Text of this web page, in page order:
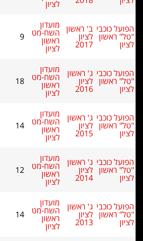
לציון
כוכבי
ראשון
ב' ראשון
לציון
2017
מועדון
השח-מט
ראשון
לציון
9
כוכבי
ראשון
ג' ראשון
לציון
2016
מועדון
השח-מט
ראשון
לציון
18
כוכבי
ראשון
ג' ראשון
לציון
2015
מועדון
השח-מט
ראשון
לציון
14
כוכבי
ראשון
ג' ראשון
לציון
2014
מועדון
השח-מט
ראשון
לציון
12
כוכבי
ראשון
ג' ראשון
לציון
2013
מועדון
השח-מט
ראשון
לציון
14